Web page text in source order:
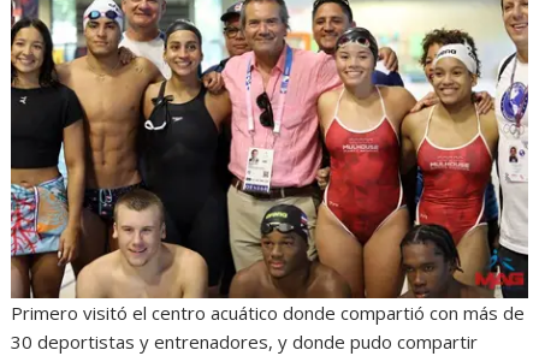
Primero visitó el centro acuático donde compartió con más de
30 deportistas y entrenadores, y donde pudo compartir